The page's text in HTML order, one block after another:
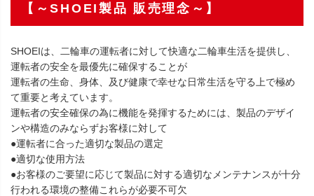
【～SHOEI製品 販売理念～】
SHOEIは、二輪車の運転者に対して快適な二輪車生活を提供し、
運転者の安全を最優先に確保することが
運転者の生命、身体、及び健康で幸せな日常生活を守る上で極め
て重要と考えています。
運転者の安全確保の為に機能を発揮するためには、製品のデザイ
ンや構造のみならずお客様に対して
●運転者に合った適切な製品の選定
●適切な使用方法
●お客様のご要望に応じて製品に対する適切なメンテナンスが十分
行われる環境の整備これらが必要不可欠